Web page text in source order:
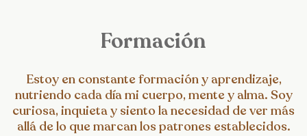
Formación
Estoy en constante formación y aprendizaje,
nutriendo cada día mi cuerpo, mente y alma. Soy
curiosa, inquieta y siento la necesidad de ver más
allá de lo que marcan los patrones establecidos.